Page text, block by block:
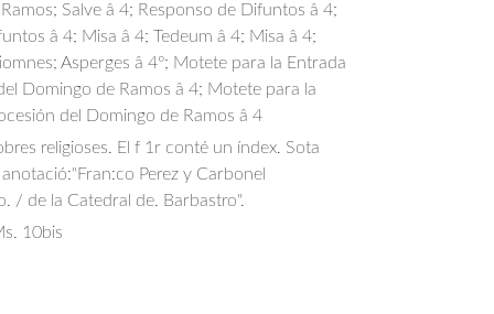
Salve â 4; Responso de Difuntos â 4;
â 4; Misa â 4; Tedeum â 4; Misa â 4;
Asperges â 4º; Motete para la Entrada
Domingo de Ramos â 4; Motete para la
del Domingo de Ramos â 4
religioses. El f 1r conté un índex. Sota
Perez y Carbonel
/ de la Catedral de. Barbastro".
10bis